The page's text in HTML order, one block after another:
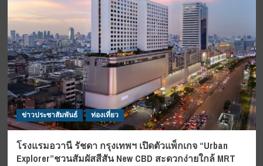
ข่าวประชาสัมพันธ์ ท่องเที่ยว
โรงแรมอวานี รัชดา กรุงเทพฯ เปิดตัวแพ็กเกจ “Urban
Explorer”ชวนสัมผัสสีสัน New CBD สะดวกง่ายใกล้ MRT